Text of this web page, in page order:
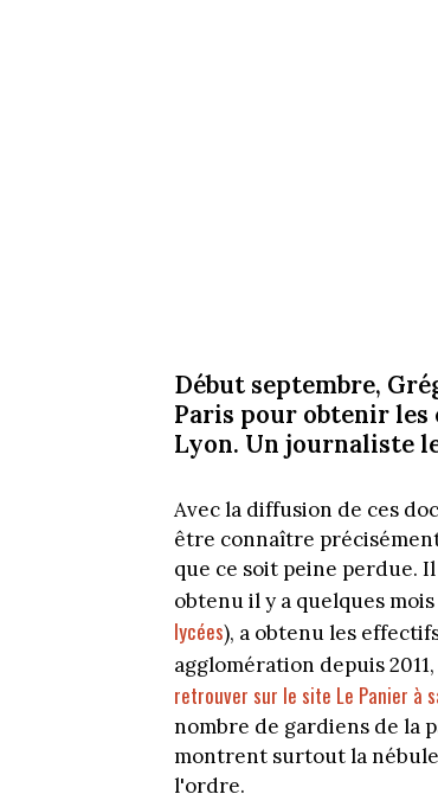
Début septembre,
Paris pour obtenir
Lyon. Un journaliste
Avec la diffusion de ces
être connaître
que ce soit peine perdue.
obtenu il y a quelques
lycées), a obtenu les
agglomération depuis
retrouver sur le site Le Panier à
nombre de gardiens de la
montrent surtout la
l'ordre.